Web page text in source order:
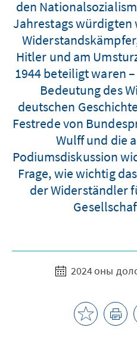
den
Jahrestags würdigten
Hitler und am
1944 beteiligt waren
Bedeutung des
deutschen
Festrede von
Wulff und die
Podiumsdiskussion
Frage, wie wichtig
der Widerständler
2024 оны